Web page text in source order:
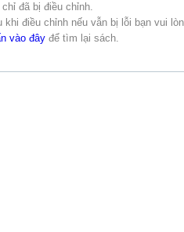
đã bị điều chỉnh.
khi điều chỉnh nếu vẫn bị lỗi bạn vui
vào đây để tìm lại sách.